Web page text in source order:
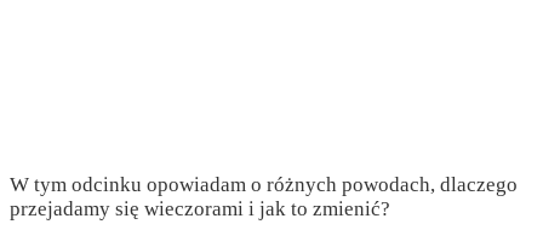
W tym odcinku opowiadam o różnych powodach, dlaczego
przejadamy się wieczorami i jak to zmienić?